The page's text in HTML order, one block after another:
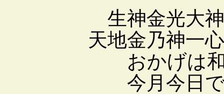
生神金光大神
天地金乃神一心
おかげは和
今月今日で